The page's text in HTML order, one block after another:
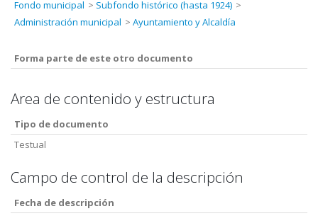
Fondo municipal
Subfondo histórico (hasta 1924)
Administración municipal
Ayuntamiento y Alcaldía
Forma parte de este otro documento
Area de contenido y estructura
Tipo de documento
Testual
Campo de control de la descripción
Fecha de descripción